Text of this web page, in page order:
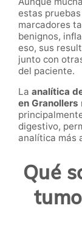
estas
marcadores
benignos,
eso, sus
junto con
del paciente.
La analítica
en Granollers
digestivo,
analítica más
Qué